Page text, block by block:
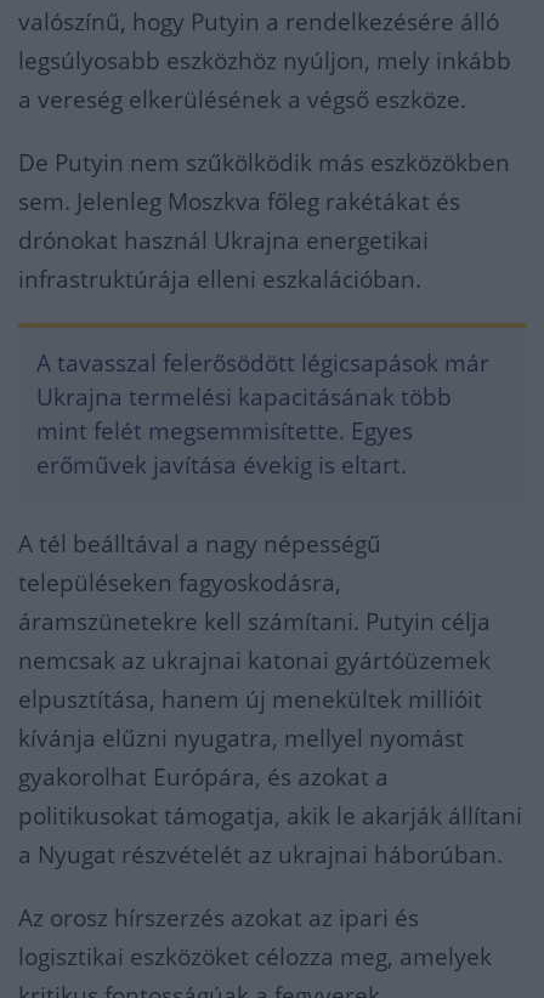
valószínű, hogy Putyin a rendelkezésére álló
legsúlyosabb eszközhöz nyúljon, mely inkább
a vereség elkerülésének a végső eszköze.
De Putyin nem szűkölködik más eszközökben
sem. Jelenleg Moszkva főleg rakétákat és
drónokat használ Ukrajna energetikai
infrastruktúrája elleni eszkalációban.
A tavasszal felerősödött légicsapások már
Ukrajna termelési kapacitásának több
mint felét megsemmisítette. Egyes
erőművek javítása évekig is eltart.
A tél beálltával a nagy népességű
településeken fagyoskodásra,
áramszünetekre kell számítani. Putyin célja
nemcsak az ukrajnai katonai gyártóüzemek
elpusztítása, hanem új menekültek millióit
kívánja elűzni nyugatra, mellyel nyomást
gyakorolhat Európára, és azokat a
politikusokat támogatja, akik le akarják állítani
a Nyugat részvételét az ukrajnai háborúban.
Az orosz hírszerzés azokat az ipari és
logisztikai eszközöket célozza meg, amelyek